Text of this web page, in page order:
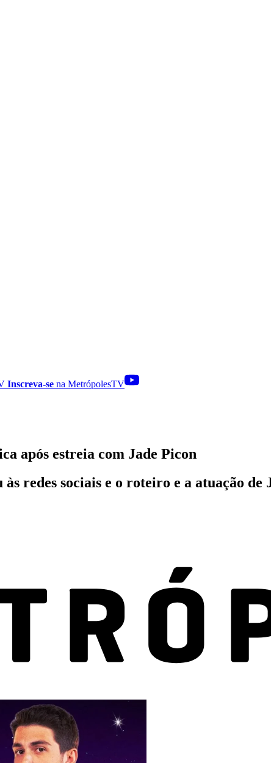
Inscreva-se na MetrópolesTV
após estreia com Jade Picon
redes sociais e o roteiro e a atuação